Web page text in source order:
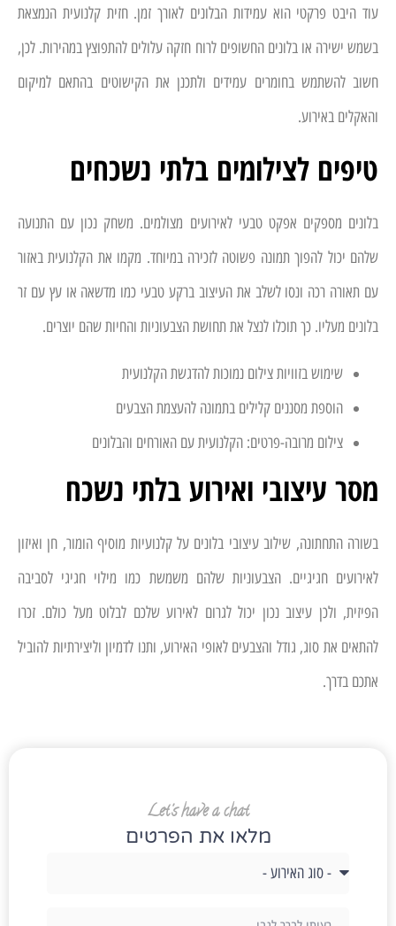
Let's have a chat
מלאו את הפרטים
עוד היבט פרקטי הוא עמידות הבלונים לאורך זמן. חזית קלנועית הנמצאת
בשמש ישירה או בלונים החשופים לרוח חזקה עלולים להתפוצץ במהירות. לכן,
חשוב להשתמש בחומרים עמידים ולתכנן את הקישוטים בהתאם למיקום
והאקלים באירוע.
טיפים לצילומים בלתי נשכחים
בלונים מספקים אפקט טבעי לאירועים מצולמים. משחק נכון עם התנועה
שלהם יכול להפוך תמונה פשוטה לזכירה במיוחד. מקמו את הקלנועית באזור
עם תאורה רכה ונסו לשלב את העיצוב ברקע טבעי כמו מדשאה או עץ עם זר
בלונים מעליו. כך תוכלו לנצל את תחושת הצבעוניות והחיות שהם יוצרים.
שימוש בזוויות צילום נמוכות להדגשת הקלנועית
הוספת מסננים קלילים בתמונה להעצמת הצבעים
צילום מרובה-פרטים: הקלנועית עם האורחים והבלונים
מסר עיצובי ואירוע בלתי נשכח
בשורה התחתונה, שילוב עיצובי בלונים על קלנועיות מוסיף הומור, חן ואיזון
לאירועים חגיגיים. הצבעוניות שלהם משמשת כמו מילוי חגיגי לסביבה
הפיזית, ולכן עיצוב נכון יכול לגרום לאירוע שלכם לבלוט מעל כולם. זכרו
להתאים את סוג, גודל והצבעים לאופי האירוע, ותנו לדמיון וליצירתיות להוביל
אתכם בדרך.